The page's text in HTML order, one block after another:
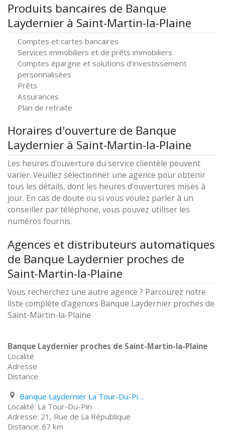
Produits bancaires de Banque
Laydernier à Saint-Martin-la-Plaine
Comptes et cartes bancaires
Services immobiliers et de prêts immobiliers
Comptes épargne et solutions d'investissement
personnalisées
Prêts
Assurances
Plan de retraite
Horaires d'ouverture de Banque
Laydernier à Saint-Martin-la-Plaine
Les heures d'ouverture du service clientèle peuvent
varier. Veuillez sélectionner une agence pour obtenir
tous les détails, dont les heures d'ouvertures mises à
jour. En cas de doute ou si vous voulez parler à un
conseiller par téléphone, vous pouvez utiliser les
numéros fournis.
Agences et distributeurs automatiques
de Banque Laydernier proches de
Saint-Martin-la-Plaine
Vous recherchez une autre agence ? Parcourez notre
liste complète d'agences Banque Laydernier proches de
Saint-Martin-la-Plaine
Banque Laydernier proches de Saint-Martin-la-Plaine
Localité
Adresse
Distance
Banque Laydernier La Tour-Du-Pin 21, Rue de La République
La Tour-Du-Pin
21, Rue de La République
67 km